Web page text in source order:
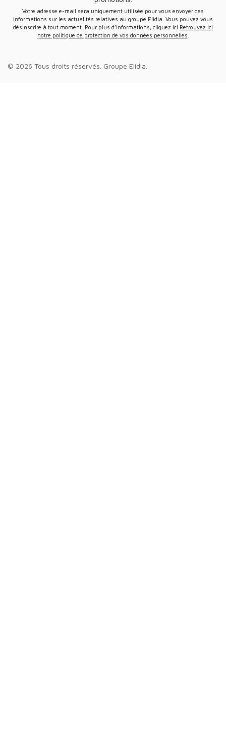
Votre adresse e-mail sera uniquement utilisée pour vous envoyer des
informations sur les actualités relatives au groupe Elidia. Vous pouvez vous
désinscrire à tout moment. Pour plus d’informations, cliquez ici Retrouvez ici
notre politique de protection de vos données personnelles
© 2026 Tous droits réservés. Groupe Elidia